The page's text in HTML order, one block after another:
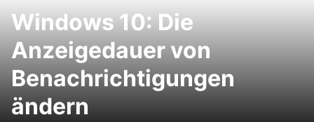
Windows 10: Die
Anzeigedauer von
Benachrichtigungen
ändern